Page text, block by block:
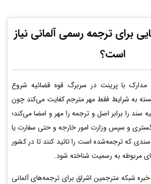
برای ترجمه رسمیآلمانی نیاز
است؟
با پرینت در سربرگ قوه قضائیه شروع
به شرایط فقط مهر مترجم کفایت می‌کند چون
سند را برابر اصل و ترجمه را مهر و امضا می‌کند؛
و سپس وزارت امور خارجه و حتی سفارت یا
که ترجمه‌شده است را تائید کنند تا در کشور
مربوطه به رسمیت شناخته شود.
شبکه مترجمین اشراق برای ترجمه‌های آلمانی